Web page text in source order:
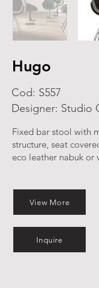
Hugo
Cod: S557
Designer: Studio
Fixed bar stool with
structure, seat
eco leather nabuk or
View More
Inquire